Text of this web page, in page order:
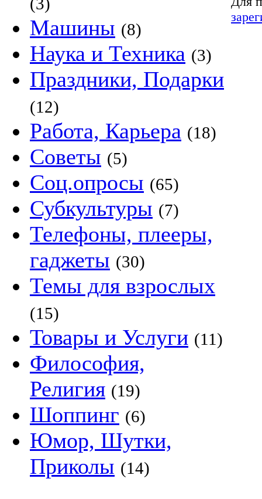
Машины (8)
Наука и Техника (3)
Праздники, Подарки
(12)
Работа, Карьера (18)
Советы (5)
Соц.опросы (65)
Субкультуры (7)
Телефоны, плееры,
гаджеты (30)
Темы для взрослых
(15)
Товары и Услуги (11)
Философия,
Религия (19)
Шоппинг (6)
Юмор, Шутки,
Приколы (14)